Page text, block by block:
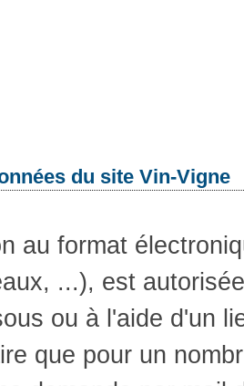
du site Vin-Vigne
au format
...), est
ou à l'aide d'un
que pour un